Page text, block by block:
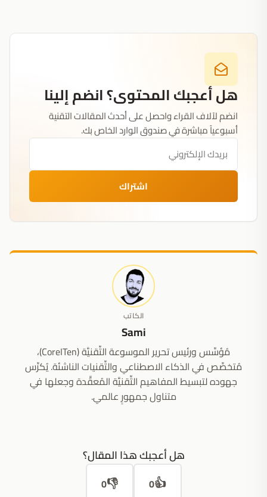
هل أعجبك المحتوى؟ انضم إلينا
انضم لآلاف القراء واحصل على أحدث المقالات التقنية
أسبوعياً مباشرة في صندوق الوارد الخاص بك.
اشتراك
الكاتب
Sami
مُؤسِّس ورئيس تحرير الموسوعة التِّقنيَّة (CoreITen)،
مُتخصِّص في الذكاء الاصطناعي والتِّقنيات الناشئة. يُكرِّس
جهوده لتبسيط المفاهيم التِّقنيَّة المُعقَّدة وجعلها في
متناول جمهورٍ عالمي.
هل أعجبك هذا المقال؟
👍
0
👎
0